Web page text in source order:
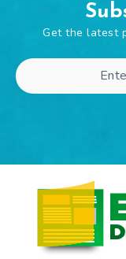
Get the latest